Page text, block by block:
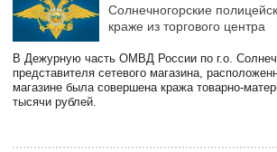
Солнечногорские
краже из торгового центра
В Дежурную часть ОМВД России по г.о.
представителя сетевого магазина,
магазине была совершена кража товарно-
тысячи рублей.